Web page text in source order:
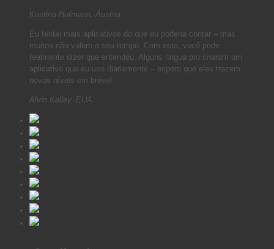
Kristina Hofmann, Áustria
Eu tentei mais aplicativos do que eu poderia contar – mas
muitos não valem o seu tempo. Com esta, você pode
realmente dizer que entendeu. Alguns língua pro criaram um
aplicativo que eu uso diariamente – espero que eles trazem
novos níveis em breve!
Alvin Kelley, EUA